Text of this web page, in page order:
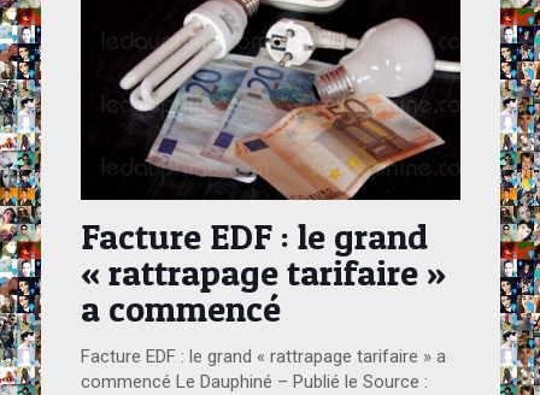
Facture EDF : le grand
« rattrapage tarifaire »
a commencé
Facture EDF : le grand « rattrapage tarifaire » a
commencé Le Dauphiné – Publié le Source :